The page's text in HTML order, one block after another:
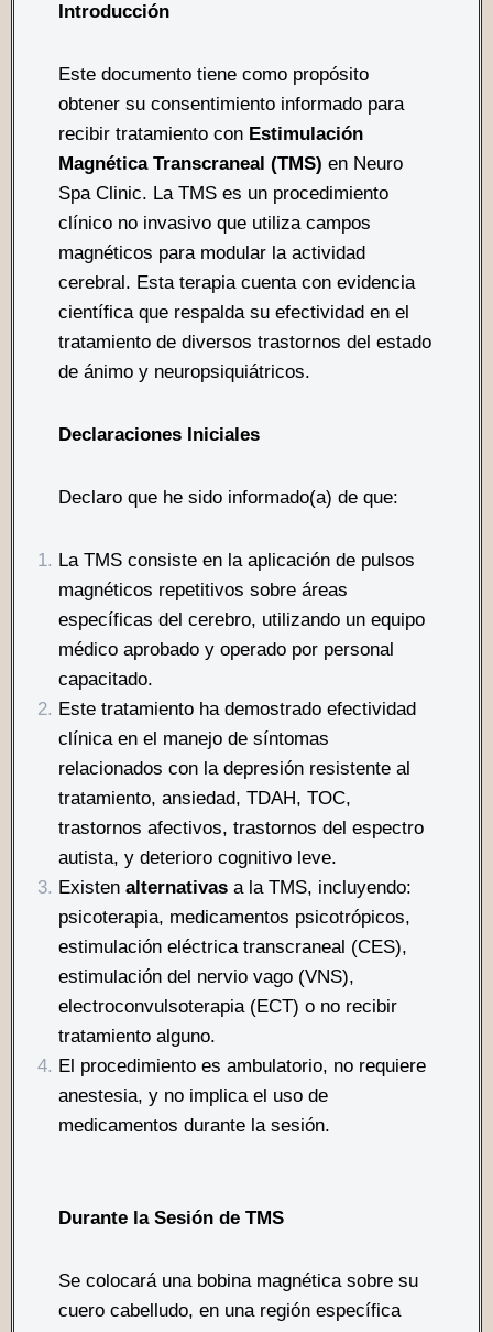
Introducción
Este documento tiene como propósito
obtener su consentimiento informado para
recibir tratamiento con Estimulación
Magnética Transcraneal (TMS) en Neuro
Spa Clinic. La TMS es un procedimiento
clínico no invasivo que utiliza campos
magnéticos para modular la actividad
cerebral. Esta terapia cuenta con evidencia
científica que respalda su efectividad en el
tratamiento de diversos trastornos del estado
de ánimo y neuropsiquiátricos.
Declaraciones Iniciales
Declaro que he sido informado(a) de que:
La TMS consiste en la aplicación de pulsos
magnéticos repetitivos sobre áreas
específicas del cerebro, utilizando un equipo
médico aprobado y operado por personal
capacitado.
Este tratamiento ha demostrado efectividad
clínica en el manejo de síntomas
relacionados con la depresión resistente al
tratamiento, ansiedad, TDAH, TOC,
trastornos afectivos, trastornos del espectro
autista, y deterioro cognitivo leve.
Existen alternativas a la TMS, incluyendo:
psicoterapia, medicamentos psicotrópicos,
estimulación eléctrica transcraneal (CES),
estimulación del nervio vago (VNS),
electroconvulsoterapia (ECT) o no recibir
tratamiento alguno.
El procedimiento es ambulatorio, no requiere
anestesia, y no implica el uso de
medicamentos durante la sesión.
Durante la Sesión de TMS
Se colocará una bobina magnética sobre su
cuero cabelludo, en una región específica